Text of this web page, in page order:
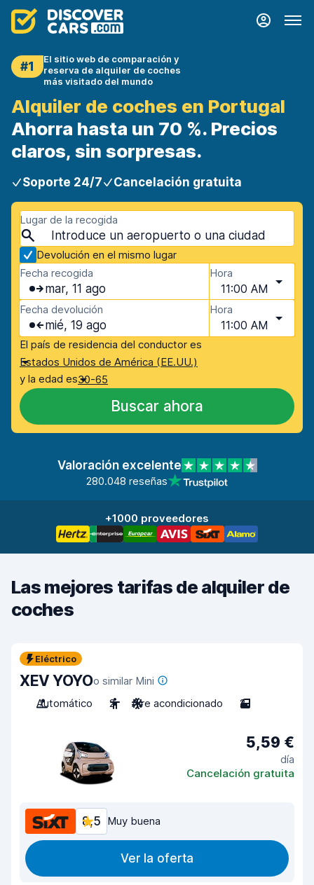
#1
El sitio web de comparación y
reserva de alquiler de coches
más visitado del mundo
Alquiler de coches en Portugal
Ahorra hasta un 70 %. Precios
claros, sin sorpresas.
Soporte 24/7 Cancelación gratuita
Lugar de la recogida
Devolución en el mismo lugar
Fecha recogida
mar, 11 ago
Hora
11:00 AM
Fecha devolución
mié, 19 ago
Hora
11:00 AM
El país de residencia del conductor es
Estados Unidos de América (EE.UU.)
y la edad es30-65
Buscar ahora
Valoración excelente
280.048 reseñas
+1000 proveedores
Las mejores tarifas de alquiler de
coches
Eléctrico
XEV YOYOo similar Mini
Automático
2 Aire acondicionado 2
5,59 €
día
Cancelación gratuita
8,5 Muy buena
Ver la oferta